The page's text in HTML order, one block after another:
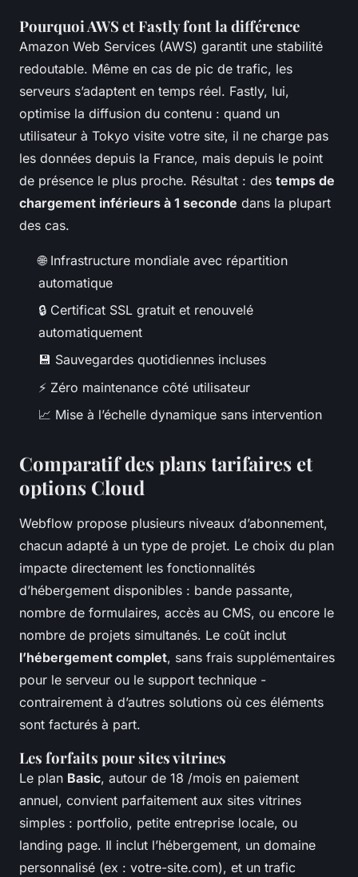
Pourquoi AWS et Fastly font la différence
Amazon Web Services (AWS) garantit une stabilité
redoutable. Même en cas de pic de trafic, les
serveurs s’adaptent en temps réel. Fastly, lui,
optimise la diffusion du contenu : quand un
utilisateur à Tokyo visite votre site, il ne charge pas
les données depuis la France, mais depuis le point
de présence le plus proche. Résultat : des temps de
chargement inférieurs à 1 seconde dans la plupart
des cas.
🌐 Infrastructure mondiale avec répartition
automatique
🔒 Certificat SSL gratuit et renouvelé
automatiquement
💾 Sauvegardes quotidiennes incluses
⚡ Zéro maintenance côté utilisateur
📈 Mise à l’échelle dynamique sans intervention
Comparatif des plans tarifaires et
options Cloud
Webflow propose plusieurs niveaux d’abonnement,
chacun adapté à un type de projet. Le choix du plan
impacte directement les fonctionnalités
d’hébergement disponibles : bande passante,
nombre de formulaires, accès au CMS, ou encore le
nombre de projets simultanés. Le coût inclut
l’hébergement complet, sans frais supplémentaires
pour le serveur ou le support technique -
contrairement à d’autres solutions où ces éléments
sont facturés à part.
Les forfaits pour sites vitrines
Le plan Basic, autour de 18 /mois en paiement
annuel, convient parfaitement aux sites vitrines
simples : portfolio, petite entreprise locale, ou
landing page. Il inclut l’hébergement, un domaine
personnalisé (ex : votre-site.com), et un trafic